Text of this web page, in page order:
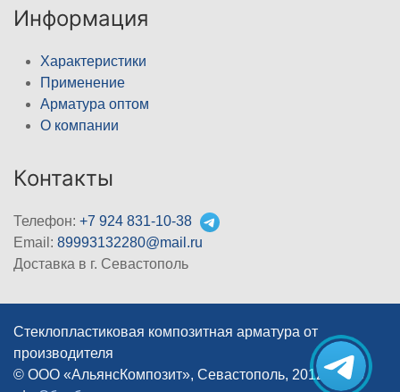
Информация
Характеристики
Применение
Арматура оптом
О компании
Контакты
Телефон: +7 924 831-10-38
Email: 89993132280@mail.ru
Доставка в г. Севастополь
Стеклопластиковая композитная арматура от
производителя
© ООО «АльянсКомпозит», Севастополь, 2012–2026